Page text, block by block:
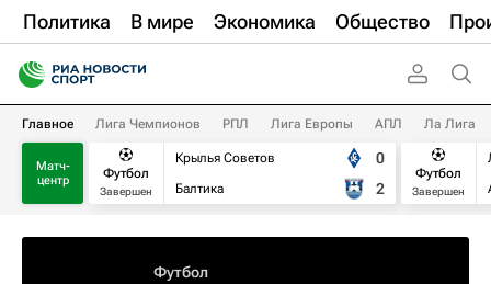
Политика В мире Экономика Общество
Главное Лига Чемпионов РПЛ Лига Европы АПЛ Ла Лига
Матч-
центр
Футбол
Завершен
Крылья Советов
Балтика
0
2
Футбол
Завершен
Футбол